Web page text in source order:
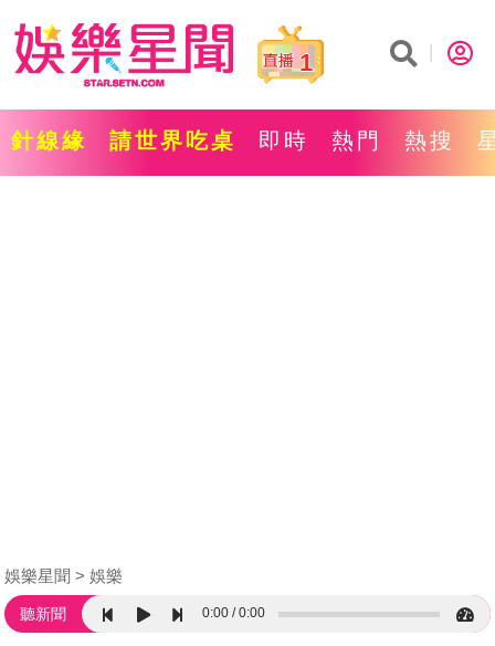
1
針線緣 請世界吃桌 即時 熱門 熱搜
娛樂星聞 娛樂
聽新聞 0:00 0:00